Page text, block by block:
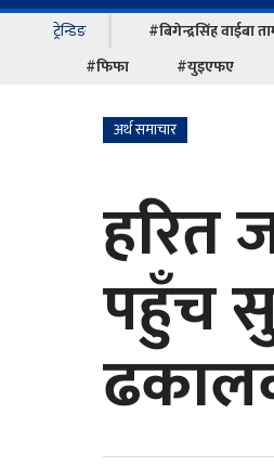
ट्रेन्डिङ #बिगेन्द्रसिंह वाईबा
#फिफा
#युइएफए
अर्थ समाचार
हरित
पहुँच